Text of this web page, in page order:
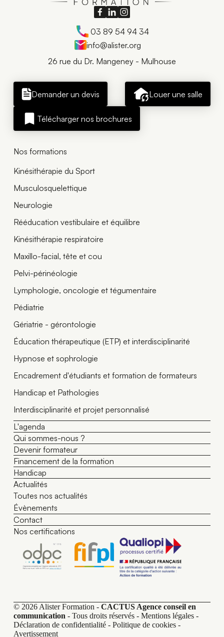
03 89 54 94 34
info@alister.org
26 rue du Dr. Mangeney - Mulhouse
Demander un devis Louer une salle
Télécharger nos brochures
Nos formations
Kinésithérapie du Sport
Musculosquelettique
Neurologie
Rééducation vestibulaire et équilibre
Kinésithérapie respiratoire
Maxillo-facial, tête et cou
Pelvi-périnéologie
Lymphologie, oncologie et tégumentaire
Pédiatrie
Gériatrie - gérontologie
Éducation thérapeutique (ETP) et interdisciplinarité
Hypnose et sophrologie
Encadrement d'étudiants et formation de formateurs
Handicap et Pathologies
Interdisciplinarité et projet personnalisé
L'agenda
Qui sommes-nous ?
Devenir formateur
Financement de la formation
Handicap
Actualités
Toutes nos actualités
Évènements
Contact
Nos certifications
© 2026 Alister Formation - CACTUS Agence conseil en
communication - Tous droits réservés - Mentions légales-
Déclaration de confidentialité- Politique de cookies-
Avertissement